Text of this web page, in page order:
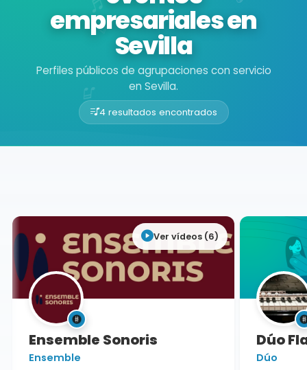
empresariales en
Sevilla
Perfiles públicos de agrupaciones con servicio
en Sevilla.
4 resultados encontrados
Buscador de músicos
Ver vídeos (6)
Ensemble Sonoris
Ensemble
Dúo
Dúo